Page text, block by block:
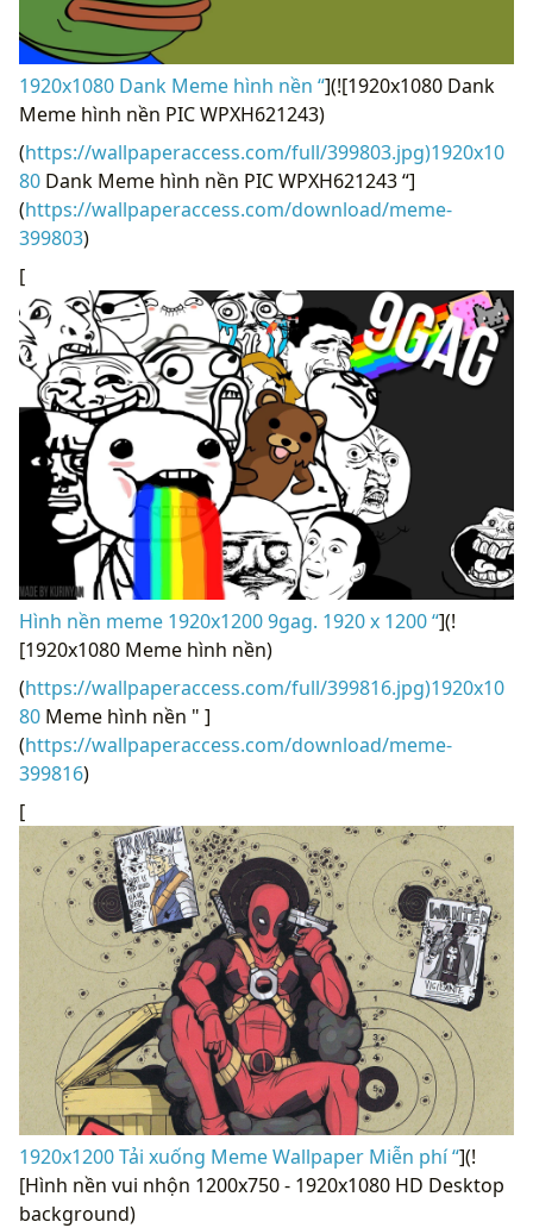
1920x1080 Dank Meme hình nền “](![1920x1080 Dank
Meme hình nền PIC WPXH621243)
(https://wallpaperaccess.com/full/399803.jpg)1920x10
80 Dank Meme hình nền PIC WPXH621243 “]
(https://wallpaperaccess.com/download/meme-
399803)
[
Hình nền meme 1920x1200 9gag. 1920 x 1200 “](!
[1920x1080 Meme hình nền)
(https://wallpaperaccess.com/full/399816.jpg)1920x10
80 Meme hình nền " ]
(https://wallpaperaccess.com/download/meme-
399816)
[
1920x1200 Tải xuống Meme Wallpaper Miễn phí “](!
[Hình nền vui nhộn 1200x750 - 1920x1080 HD Desktop
background)